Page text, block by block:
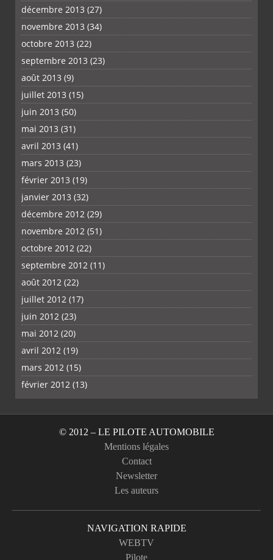
décembre 2013 (27)
novembre 2013 (34)
octobre 2013 (22)
septembre 2013 (23)
août 2013 (9)
juillet 2013 (15)
juin 2013 (50)
mai 2013 (31)
avril 2013 (41)
mars 2013 (23)
février 2013 (19)
janvier 2013 (32)
décembre 2012 (29)
novembre 2012 (51)
octobre 2012 (22)
septembre 2012 (11)
août 2012 (22)
juillet 2012 (17)
juin 2012 (23)
mai 2012 (20)
avril 2012 (19)
mars 2012 (15)
février 2012 (13)
© 2012 – LE PILOTE AUTOMOBILE
Mentions légales
Contact
Newsletter
Les auteurs
NAVIGATION RAPIDE
WEBTV
Pilote